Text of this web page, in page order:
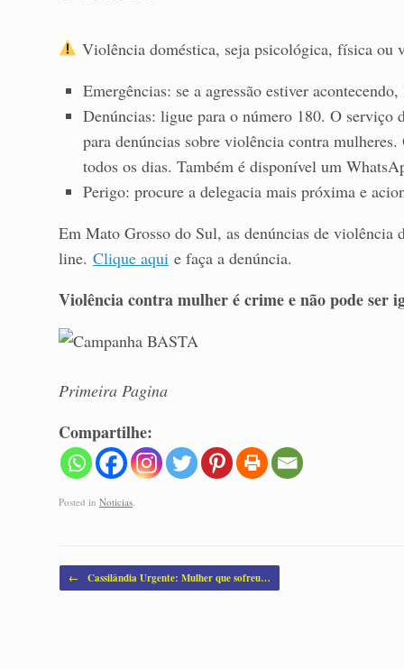
Violência doméstica, seja psicológica, física ou
Emergências: se a agressão estiver
Denúncias: ligue para o número 180. O serviço
para denúncias sobre violência contra
todos os dias. Também é disponível um
Perigo: procure a delegacia mais próxima e
Em Mato Grosso do Sul, as denúncias de violência
line. Clique aqui e faça a denúncia.
Violência contra mulher é crime e não pode ser
Primeira Pagina
Compartilhe:
Posted in Noticias.
Post navigation
← Cassilândia Urgente: Mulher que sofreu…